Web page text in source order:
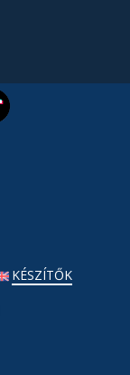
KÉSZÍTŐK